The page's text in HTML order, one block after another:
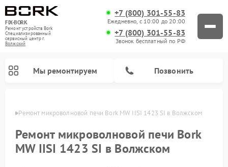
FIX-BORK
Ремонт устройств Bork
Специализированный
cервисный центр г.
Волжский
+7 (800) 301-55-83
Ежедневно, с 10:00 до 20:00
+7 (800) 301-55-83
Звонок бесплатный по РФ
Мы ремонтируем Позвонить
Ремонт микроволновой печи Bork MW IISI 1423 SI в Волжском
Ремонт микроволновой печи Bork
MW IISI 1423 SI в Волжском